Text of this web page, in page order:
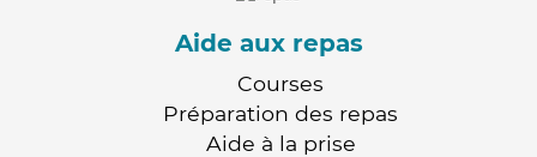
Aide aux repas
Courses
Préparation des repas
Aide à la prise